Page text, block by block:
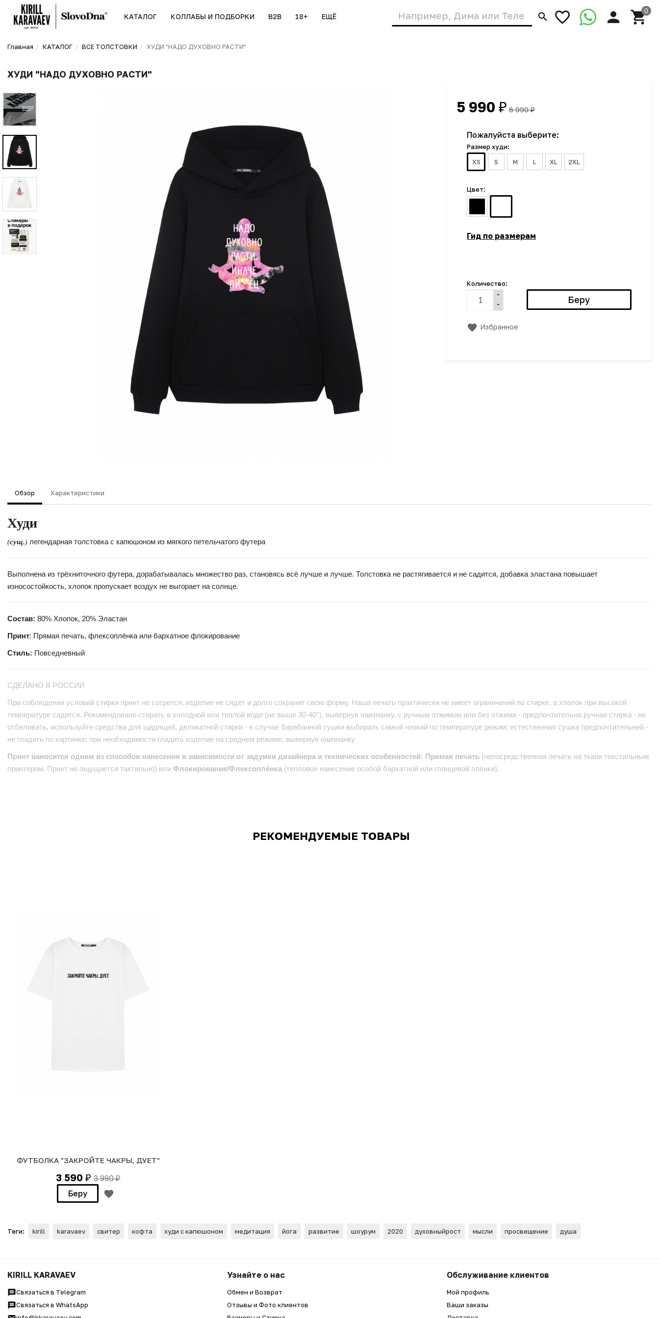
КАТАЛОГ КОЛЛАБЫ И ПОДБОРКИ B2B 18+ ЕЩЁ
Главная КАТАЛОГ ВСЕ ТОЛСТОВКИ ХУДИ "НАДО ДУХОВНО РАСТИ"
ХУДИ "НАДО ДУХОВНО РАСТИ"
5 990 ₽ 6 990₽
Пожалуйста выберите:
Размер худи:
XS
S M L XL 2XL
Цвет:
Гид по размерам
Количество:
Избранное
Обзор Характеристики
Худи
(сущ.) легендарная толстовка с капюшоном из мягкого петельчатого футера
Выполнена из трёхниточного футера, дорабатывалась множество раз, становясь всё лучше и лучше. Толстовка не растягивается и не садится, добавка эластана повышает
износостойкость, хлопок пропускает воздух не выгорает на солнце.
Состав: 80% Хлопок, 20% Эластан
Принт: Прямая печать, флексоплёнка или бархатное флокирование
Стиль: Повседневный
СДЕЛАНО В РОССИИ
При соблюдении условий стирки принт не сотрется, изделие не сядет и долго сохранит свою форму. Наша печать практически не имеет ограничений по стирке, а хлопок при высокой
температуре садится. Рекомендовано стирать в холодной или теплой воде (не выше 30-40°), вывернув наизнанку, с ручным отжимом или без отжима - предпочтительна ручная стирка - не
отбеливать, используйте средства для щадящей, деликатной стирки - в случае барабанной сушки выбирать самый низкий по температуре режим; естественная сушка предпочтительней -
не гладить по картинке; при необходимости гладить изделие на среднем режиме, вывернув наизнанку
Принт наносится одним из способов нанесения в зависимости от задумки дизайнера и технических особенностей: Прямая печать (непосредственная печать на ткани текстильным
принтером. Принт не ощущается тактильно) или Флокирование/Флексоплёнка (тепловое нанесение особой бархатной или глянцевой плёнки).
РЕКОМЕНДУЕМЫЕ ТОВАРЫ
ФУТБОЛКА "ЗАКРОЙТЕ ЧАКРЫ, ДУЕТ"
3 590 ₽ 3 990₽
Беру
Теги: kirill karavaev свитер кофта худи с капюшоном медитация йога развитие шоурум 2020 духовныйрост мысли просвещение душа
KIRILL KARAVAEV
Связаться в Telegram
Связаться в WhatsApp
Узнайте о нас
Обмен и Возврат
Отзывы и Фото клиентов
Обслуживание клиентов
Мой профиль
Ваши заказы